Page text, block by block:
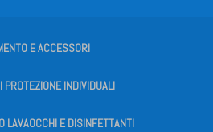
E ACCESSORI
PROTEZIONE INDIVIDUALI
LAVAOCCHI E DISINFETTANTI